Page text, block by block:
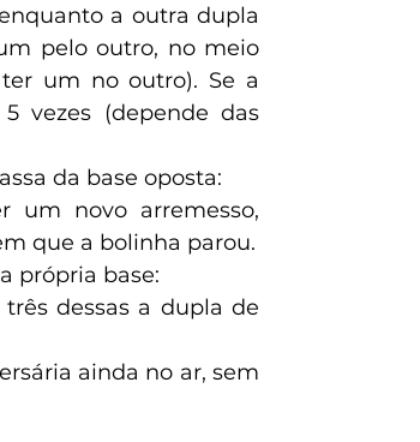
a outra dupla
pelo outro, no meio
um no outro). Se a
vezes (depende das
da base oposta:
um novo arremesso,
que a bolinha parou.
própria base:
dessas a dupla de
ainda no ar, sem